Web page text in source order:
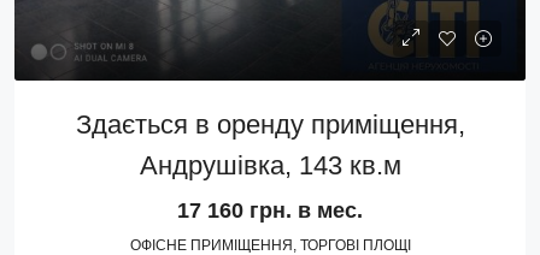
Здається в оренду приміщення,
Андрушівка, 143 кв.м
17 160 грн. в мес.
ОФІСНЕ ПРИМІЩЕННЯ, ТОРГОВІ ПЛОЩІ